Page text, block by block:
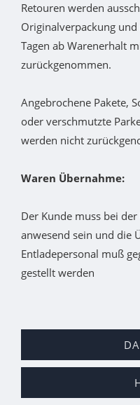
Retouren werden
Originalverpackung
Tagen ab Warenerhalt
zurückgenommen.
Angebrochene Pakete,
oder verschmutzte
werden nicht
Waren Übernahme:
Der Kunde muss bei
anwesend sein und die
Entladepersonal muß
gestellt werden